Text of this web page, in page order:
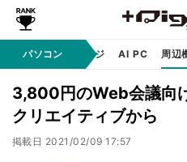
パソコン
自作 / テクノロジ AI PC 周辺
3,800円のWeb会議向
クリエイティブから
掲載日 2021/02/09 17:57